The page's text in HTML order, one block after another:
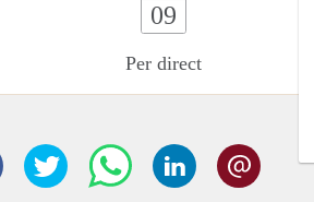
09
Per direct